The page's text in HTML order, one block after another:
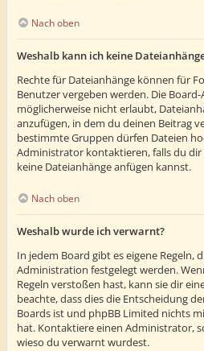
Nach oben
Weshalb kann ich keine
Rechte für Dateianhänge können für
Benutzer vergeben werden. Die
möglicherweise nicht erlaubt,
anzufügen, in dem du deinen Beitrag
bestimmte Gruppen dürfen Dateien
Administrator kontaktieren, falls du dir
keine Dateianhänge anfügen kannst.
Nach oben
Weshalb wurde ich verwarnt?
In jedem Board gibt es eigene Regeln,
Administration festgelegt werden.
Regeln verstoßen hast, kann sie dir
beachte, dass dies die Entscheidung
Boards ist und phpBB Limited nichts
hat. Kontaktiere einen Administrator,
wieso du verwarnt wurdest.